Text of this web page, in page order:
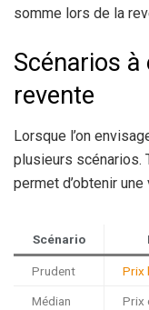
somme lors de la
Scénarios
revente
Lorsque l’on
plusieurs scénarios.
permet d’obtenir
Scénario
Prudent Prix
Médian Prix